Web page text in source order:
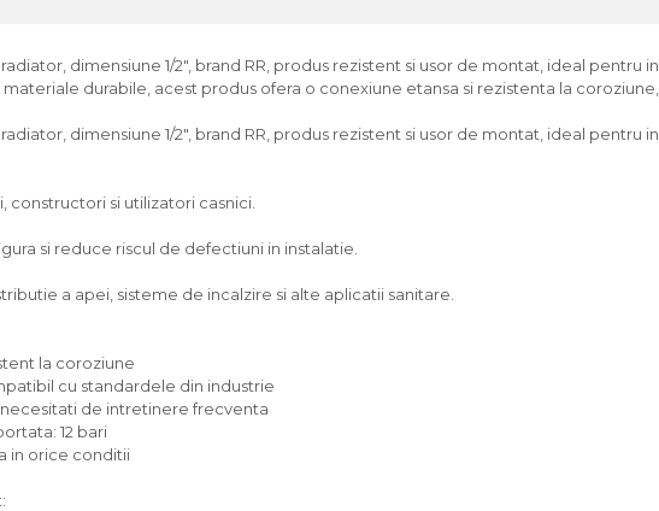
dimensiune 1/2", brand RR, produs rezistent si usor de montat, ideal
durabile, acest produs ofera o conexiune etansa si rezistenta la
dimensiune 1/2", brand RR, produs rezistent si usor de montat, ideal
constructori si utilizatori casnici.
si reduce riscul de defectiuni in instalatie.
a apei, sisteme de incalzire si alte aplicatii sanitare.
la coroziune
cu standardele din industrie
necesitati de intretinere frecventa
12 bari
in orice conditii